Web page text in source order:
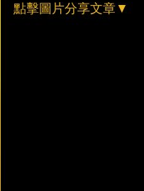
點擊圖片分享文章▼